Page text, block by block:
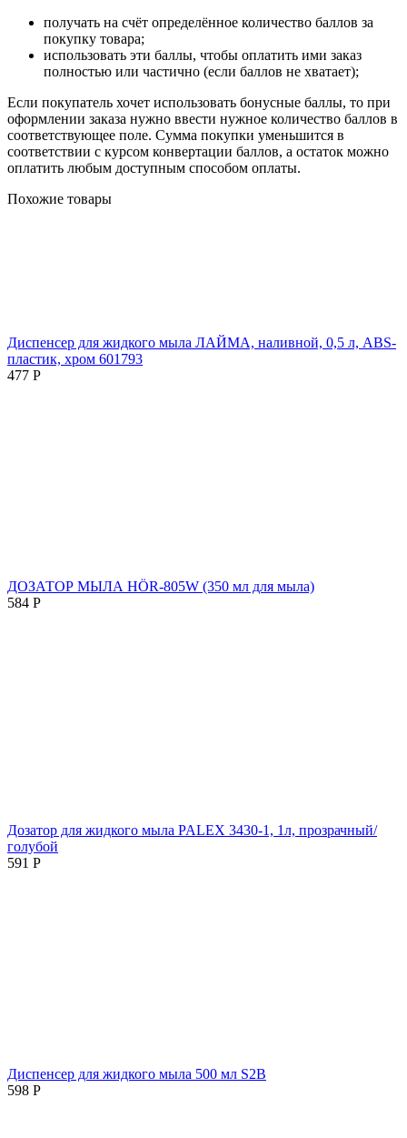
получать на счёт определённое количество баллов за
покупку товара;
использовать эти баллы, чтобы оплатить ими заказ
полностью или частично (если баллов не хватает);
Если покупатель хочет использовать бонусные баллы, то при
оформлении заказа нужно ввести нужное количество баллов в
соответствующее поле. Сумма покупки уменьшится в
соответствии с курсом конвертации баллов, а остаток можно
оплатить любым доступным способом оплаты.
Похожие товары
Диспенсер для жидкого мыла ЛАЙМА, наливной, 0,5 л, ABS-
пластик, хром 601793
477 Р
ДОЗАТОР МЫЛА HÖR-805W (350 мл для мыла)
584 Р
Дозатор для жидкого мыла PALEX 3430-1, 1л, прозрачный/
голубой
591 Р
Диспенсер для жидкого мыла 500 мл S2B
598 Р